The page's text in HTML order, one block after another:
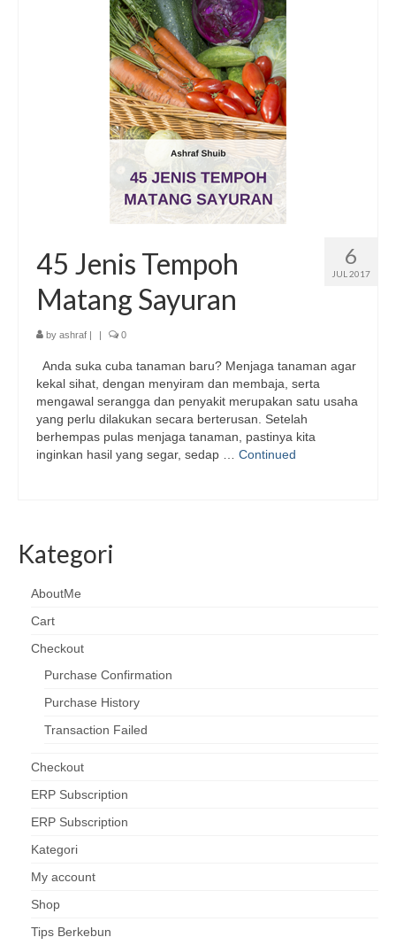
6
JUL 2017
45 Jenis Tempoh
Matang Sayuran
by ashraf | | 0
Anda suka cuba tanaman baru? Menjaga tanaman agar
kekal sihat, dengan menyiram dan membaja, serta
mengawal serangga dan penyakit merupakan satu usaha
yang perlu dilakukan secara berterusan. Setelah
berhempas pulas menjaga tanaman, pastinya kita
inginkan hasil yang segar, sedap … Continued
Kategori
AboutMe
Cart
Checkout
Purchase Confirmation
Purchase History
Transaction Failed
Checkout
ERP Subscription
ERP Subscription
Kategori
My account
Shop
Tips Berkebun